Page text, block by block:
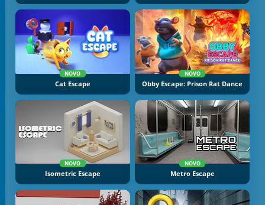
NOVO
Cat Escape
NOVO
Obby Escape: Prison Rat Dance
NOVO
Isometric Escape
NOVO
Metro Escape